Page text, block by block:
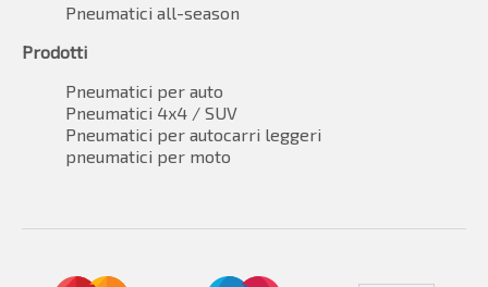
Pneumatici all-season
Prodotti
Pneumatici per auto
Pneumatici 4x4 / SUV
Pneumatici per autocarri leggeri
pneumatici per moto